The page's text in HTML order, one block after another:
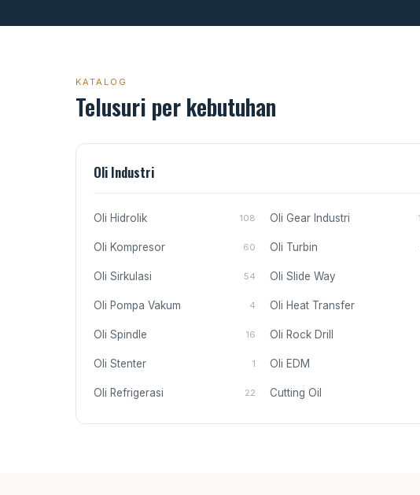
KATALOG
Telusuri per kebutuhan
Oli Industri
Oli Hidrolik 108 Oli Gear Industri
Oli Kompresor 60 Oli Turbin
Oli Sirkulasi 54 Oli Slide Way
Oli Pompa Vakum 4 Oli Heat Transfer
Oli Spindle 16 Oli Rock Drill
Oli Stenter 1 Oli EDM
Oli Refrigerasi 22 Cutting Oil